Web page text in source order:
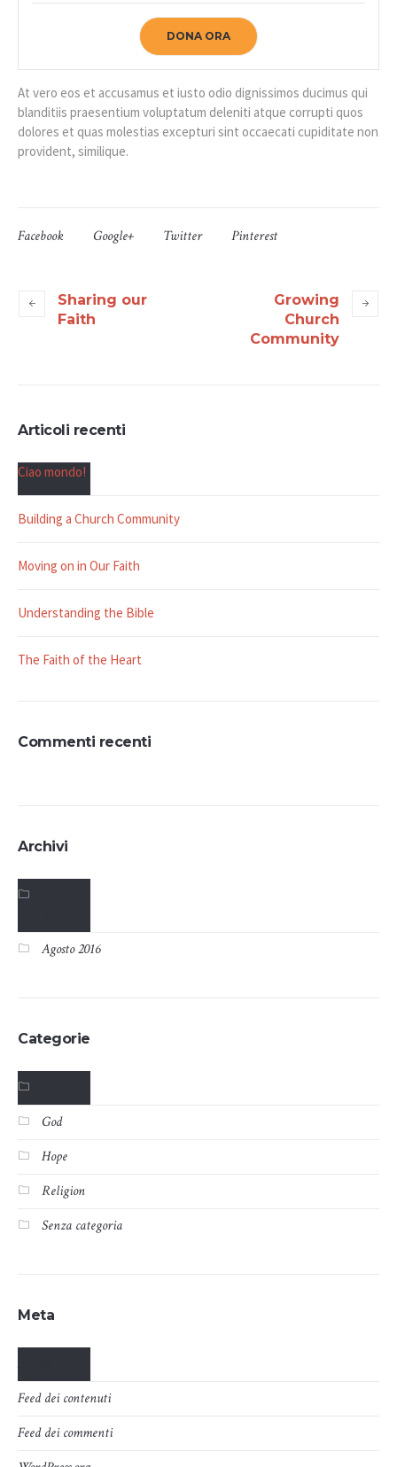
DONA ORA
At vero eos et accusamus et iusto odio dignissimos ducimus qui
blanditiis praesentium voluptatum deleniti atque corrupti quos
dolores et quas molestias excepturi sint occaecati cupiditate non
provident, similique.
Facebook Google+ Twitter Pinterest
Sharing our
Faith
Growing
Church
Community
Articoli recenti
Ciao mondo!
Building a Church Community
Moving on in Our Faith
Understanding the Bible
The Faith of the Heart
Commenti recenti
Archivi
Agosto 2016
Categorie
God
Hope
Religion
Senza categoria
Meta
Feed dei contenuti
Feed dei commenti